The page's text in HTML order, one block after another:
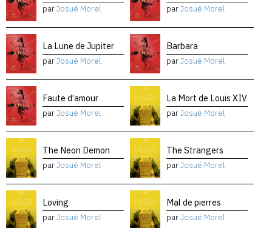
parJosué Morel parJosué Morel
La Lune de Jupiter
parJosué Morel
Barbara
parJosué Morel
Faute d’amour
parJosué Morel
La Mort de Louis XIV
parJosué Morel
The Neon Demon
parJosué Morel
The Strangers
parJosué Morel
Loving
parJosué Morel
Mal de pierres
parJosué Morel